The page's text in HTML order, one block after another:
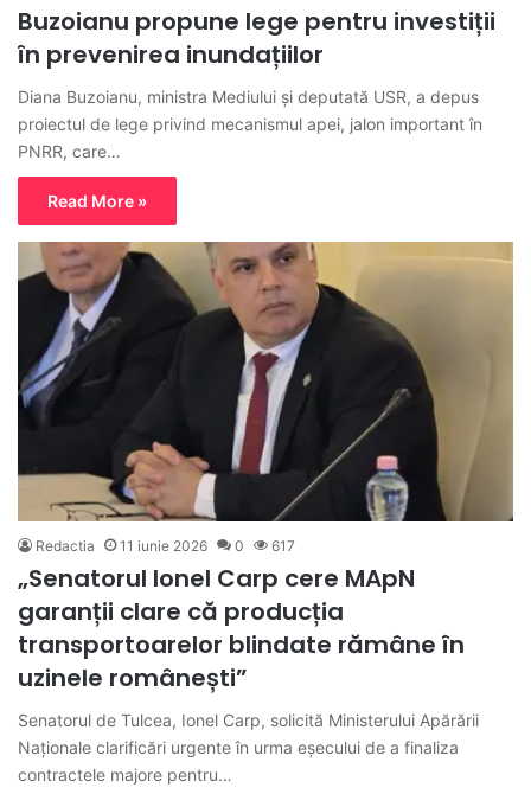
Buzoianu propune lege pentru investiții
în prevenirea inundațiilor
Diana Buzoianu, ministra Mediului și deputată USR, a depus
proiectul de lege privind mecanismul apei, jalon important în
PNRR, care…
Read More »
Redactia 11 iunie 2026 0 617
„Senatorul Ionel Carp cere MApN
garanții clare că producția
transportoarelor blindate rămâne în
uzinele românești”
Senatorul de Tulcea, Ionel Carp, solicită Ministerului Apărării
Naționale clarificări urgente în urma eșecului de a finaliza
contractele majore pentru…